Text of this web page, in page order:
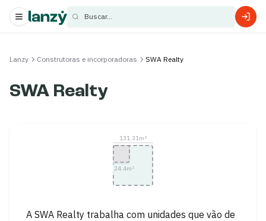
Buscar...
Lanzy Construtoras e incorporadoras SWA Realty
SWA Realty
131.31m²
24.4m²
A SWA Realty trabalha com unidades que vão de